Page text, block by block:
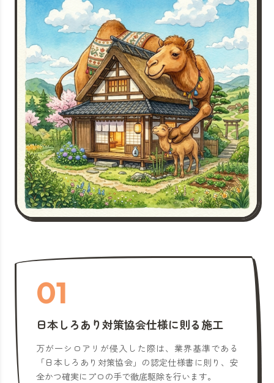
01
日本しろあり対策協会仕様に則る施工
万が一シロアリが侵入した際は、業界基準である
「日本しろあり対策協会」の認定仕様書に則り、安
全かつ確実にプロの手で徹底駆除を行います。